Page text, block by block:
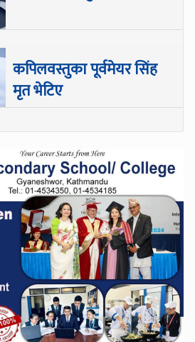
कपिलवस्तुका पूर्वमेयर सिंह
मृत भेटिए